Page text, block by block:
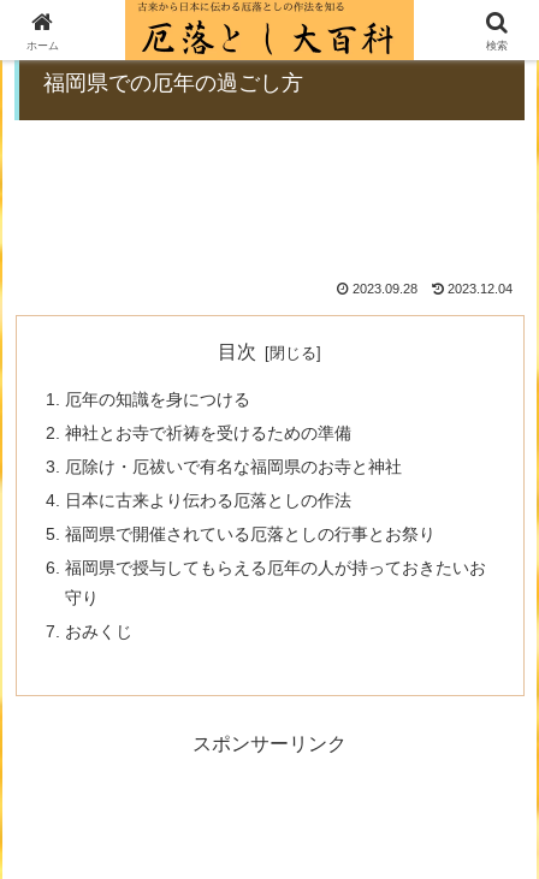
PR
福岡県での厄年の過ごし方
2023.09.28 2023.12.04
目次
厄年の知識を身につける
神社とお寺で祈祷を受けるための準備
厄除け・厄祓いで有名な福岡県のお寺と神社
日本に古来より伝わる厄落としの作法
福岡県で開催されている厄落としの行事とお祭り
福岡県で授与してもらえる厄年の人が持っておきたいお
守り
おみくじ
スポンサーリンク
ホーム 検索